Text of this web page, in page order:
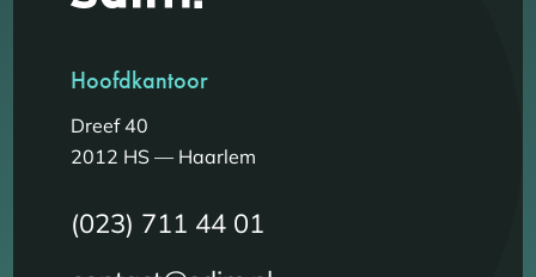
Hoofdkantoor
Dreef 40
2012 HS — Haarlem
(023) 711 44 01